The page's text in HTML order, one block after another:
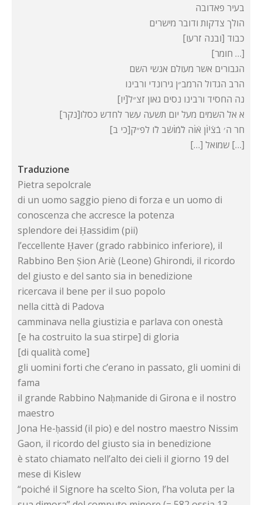
בעיר פאדובה
הולך צדקות ודובר מישרים
[ובנה זרעו] כבוד
[חומר …]
הגבורים אשר מעולם אנשי השם
הרב הגדול הרמב״ן גירונדי ורבינו
[יו]נה החסיד ורבינו נסים גאון זצ״ל
[נקר]א אל השמים מעל יום תשעה עשר לחדש כסלו
[כי ב]חר ה׳ ב̇צ̇י̇ו̇ן א̇ו̇ה ל̇מ̇ו̇ש̇ב ל̇ו לפ״ק
[…] שמואל […]
Traduzione
Pietra sepolcrale
di un uomo saggio pieno di forza e un uomo di
conoscenza che accresce la potenza
splendore dei Ḥassidim (pii)
l’eccellente Ḥaver (grado rabbinico inferiore), il
Rabbino Ben Ṣion Ariè (Leone) Ghirondi, il ricordo
del giusto e del santo sia in benedizione
ricercava il bene per il suo popolo
nella città di Padova
camminava nella giustizia e parlava con onestà
[e ha costruito la sua stirpe] di gloria
[di qualità come]
gli uomini forti che c’erano in passato, gli uomini di
fama
il grande Rabbino Naḥmanide di Girona e il nostro
maestro
Jona He-ḥassid (il pio) e del nostro maestro Nissim
Gaon, il ricordo del giusto sia in benedizione
è stato chiamato nell’alto dei cieli il giorno 19 del
mese di Kislew
“poiché il Signore ha scelto Sion, l’ha voluta per la